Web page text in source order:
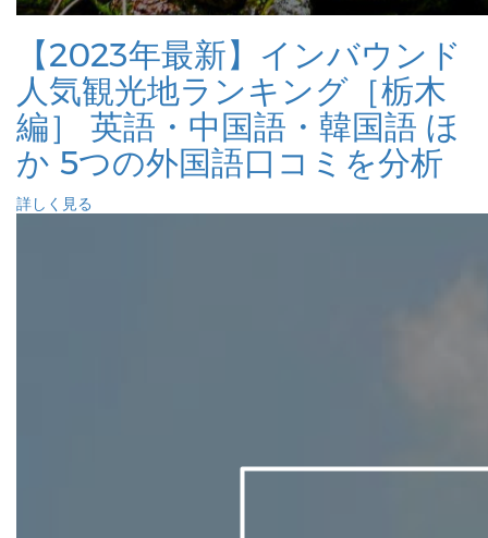
【2023年最新】インバウンド
人気観光地ランキング［栃木
編］ 英語・中国語・韓国語 ほ
か 5つの外国語口コミを分析
詳しく見る